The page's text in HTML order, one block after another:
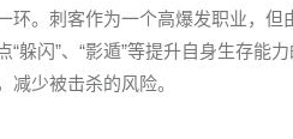
。刺客作为一个高爆发职业，但
躲闪”、“影遁”等提升自身生存能
少被击杀的风险。